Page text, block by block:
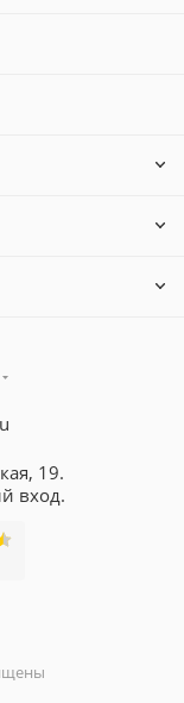
19.
вход.